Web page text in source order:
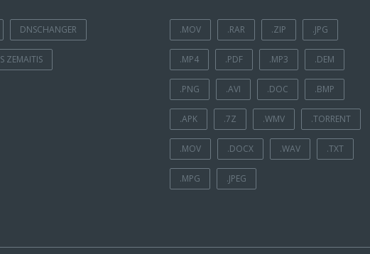
DNSCHANGER
ZEMAITIS
.MOV .RAR .ZIP .JPG
.MP4 .PDF .MP3 .DEM
.PNG .AVI .DOC .BMP
.APK .7Z .WMV .TORRENT
.MOV .DOCX .WAV .TXT
.MPG .JPEG